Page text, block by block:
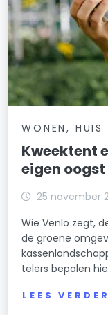
WONEN, HUIS
Kweektent
eigen
25 november
Wie Venlo zegt,
de groene
telers bepalen
LEES VERDER